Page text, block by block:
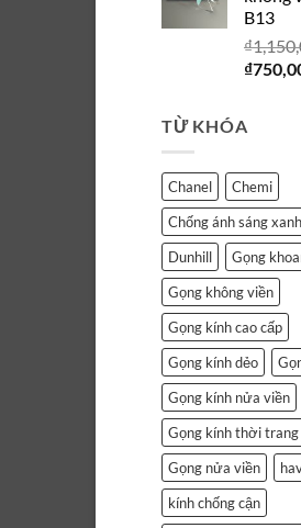
B13
₫
Giá
₫
TỪ KHÓA
Chanel
Chemi
Chống ánh sáng xanh
Dunhill
Gọng
Gọng không viền
Gọng kính cao cấp
Gọng kính dẻo
Gọng kính nửa viền
Gọng kính thời trang
Gọng nửa viền
kính chống cận